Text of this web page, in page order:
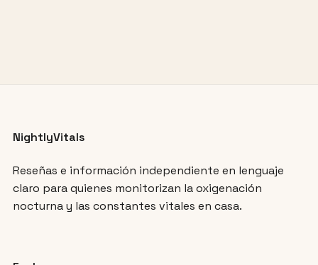
NightlyVitals
Reseñas e información independiente en lenguaje
claro para quienes monitorizan la oxigenación
nocturna y las constantes vitales en casa.